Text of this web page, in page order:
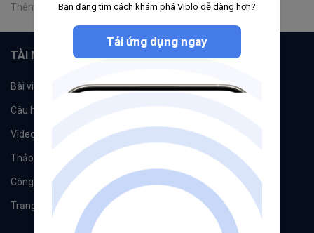
Thêm một bình luận
TÀI NGUYÊN
Bài viết Tổ chức
Câu hỏi
Videos
Thảo luận Đề xuất hệ thống
Công cụ Machine Learning
Trạng thái hệ thống
Bạn đang tìm cách khám phá Viblo dễ dàng hơn?
Tải ứng dụng ngay